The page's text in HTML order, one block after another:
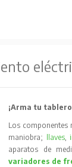
¡Arma tu
Los componentes
maniobra;
llaves,
aparatos de
variadores de